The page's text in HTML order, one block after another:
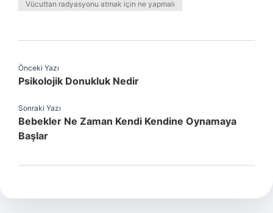
Vücuttan radyasyonu atmak için ne yapmalı
Önceki Yazı
Psikolojik Donukluk Nedir
Sonraki Yazı
Bebekler Ne Zaman Kendi Kendine Oynamaya
Başlar